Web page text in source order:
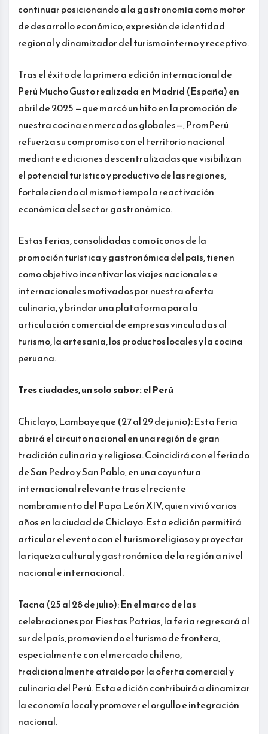
continuar posicionando a la gastronomía como motor
de desarrollo económico, expresión de identidad
regional y dinamizador del turismo interno y receptivo.
Tras el éxito de la primera edición internacional de
Perú Mucho Gusto realizada en Madrid (España) en
abril de 2025 —que marcó un hito en la promoción de
nuestra cocina en mercados globales—, PromPerú
refuerza su compromiso con el territorio nacional
mediante ediciones descentralizadas que visibilizan
el potencial turístico y productivo de las regiones,
fortaleciendo al mismo tiempo la reactivación
económica del sector gastronómico.
Estas ferias, consolidadas como íconos de la
promoción turística y gastronómica del país, tienen
como objetivo incentivar los viajes nacionales e
internacionales motivados por nuestra oferta
culinaria, y brindar una plataforma para la
articulación comercial de empresas vinculadas al
turismo, la artesanía, los productos locales y la cocina
peruana.
Tres ciudades, un solo sabor: el Perú
Chiclayo, Lambayeque (27 al 29 de junio): Esta feria
abrirá el circuito nacional en una región de gran
tradición culinaria y religiosa. Coincidirá con el feriado
de San Pedro y San Pablo, en una coyuntura
internacional relevante tras el reciente
nombramiento del Papa León XIV, quien vivió varios
años en la ciudad de Chiclayo. Esta edición permitirá
articular el evento con el turismo religioso y proyectar
la riqueza cultural y gastronómica de la región a nivel
nacional e internacional.
Tacna (25 al 28 de julio): En el marco de las
celebraciones por Fiestas Patrias, la feria regresará al
sur del país, promoviendo el turismo de frontera,
especialmente con el mercado chileno,
tradicionalmente atraído por la oferta comercial y
culinaria del Perú. Esta edición contribuirá a dinamizar
la economía local y promover el orgullo e integración
nacional.